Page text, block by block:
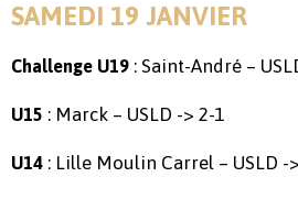
SAMEDI 19 JANVIER
Challenge U19 : Saint-André –
U15 : Marck – USLD -> 2-1
U14 : Lille Moulin Carrel – USLD -